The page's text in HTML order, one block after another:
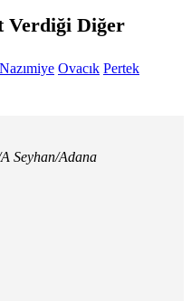
Verdiği Diğer
Nazımiye Ovacık Pertek
Seyhan/Adana